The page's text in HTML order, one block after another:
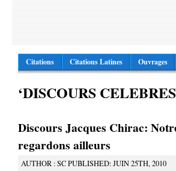
Citations Citations Latines Ouvrages
‘DISCOURS
Discours Jacques Chirac:
regardons ailleurs
AUTHOR : SC PUBLISHED: JUIN 25TH, 2010